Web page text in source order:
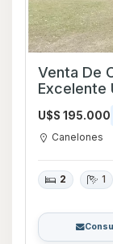
Venta De
Excelente
Ref: 12433
U$S 195.000
Canelones
2 1